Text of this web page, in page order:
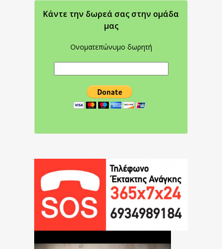
Κάντε την δωρεά σας στην oμάδα
μας
Ονοματεπώνυμο δωρητή